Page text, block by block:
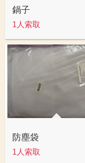
鍋子
1人索取
防塵袋
1人索取